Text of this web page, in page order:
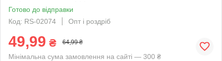
Готово до відправки
Код: RS-02074
Опт і роздріб
49,99 ₴ 64,99 ₴
Мінімальна сума замовлення на сайті — 300 ₴